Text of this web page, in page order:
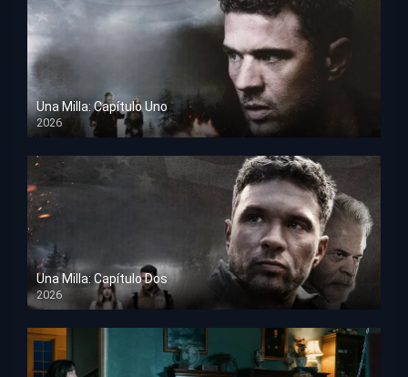
Una Milla: Capítulo Uno
2026
HD 1080p
Una Milla: Capítulo Dos
2026
HD 1080p